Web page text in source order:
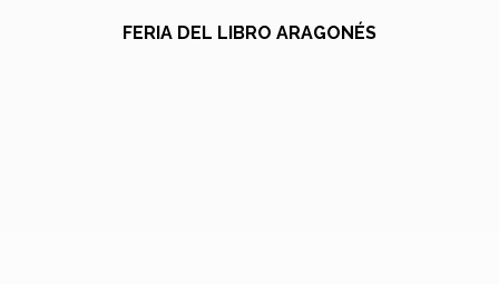
FERIA DEL LIBRO ARAGONÉS